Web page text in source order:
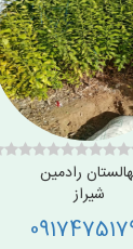
رادمین
شیراز